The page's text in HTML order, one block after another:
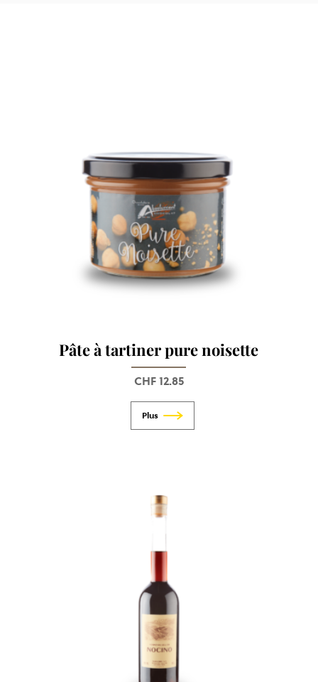
Pâte à tartiner pure noisette
CHF12.85